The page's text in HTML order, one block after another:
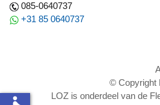
085-0640737
+31 85 0640737
© Copyright
LOZ is onderdeel van de